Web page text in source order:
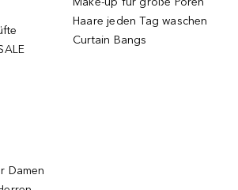
Haare jeden Tag waschen
Curtain Bangs
Damen